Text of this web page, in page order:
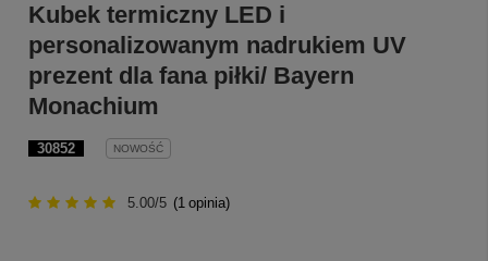
30852 NOWOŚĆ
Kubek termiczny LED i
personalizowanym nadrukiem UV
prezent dla fana piłki/ Bayern
Monachium
5.00/5 (1 opinia)